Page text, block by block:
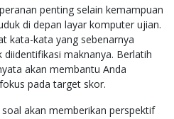
penting selain kemampuan
di depan layar komputer ujian.
kata-kata yang sebenarnya
maknanya. Berlatih
akan membantu Anda
pada target skor.
akan memberikan perspektif